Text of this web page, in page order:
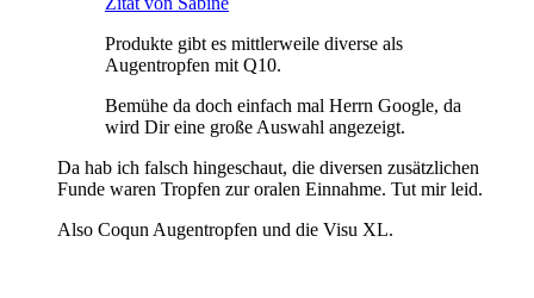
Produkte gibt es mittlerweile diverse als
Augentropfen mit Q10.
Bemühe da doch einfach mal Herrn Google, da
wird Dir eine große Auswahl angezeigt.
Da hab ich falsch hingeschaut, die diversen zusätzlichen
Funde waren Tropfen zur oralen Einnahme. Tut mir leid.
Also Coqun Augentropfen und die Visu XL.